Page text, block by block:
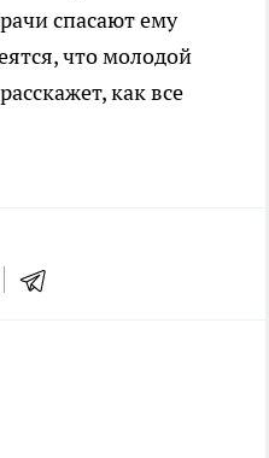
спасают ему
что молодой
как все